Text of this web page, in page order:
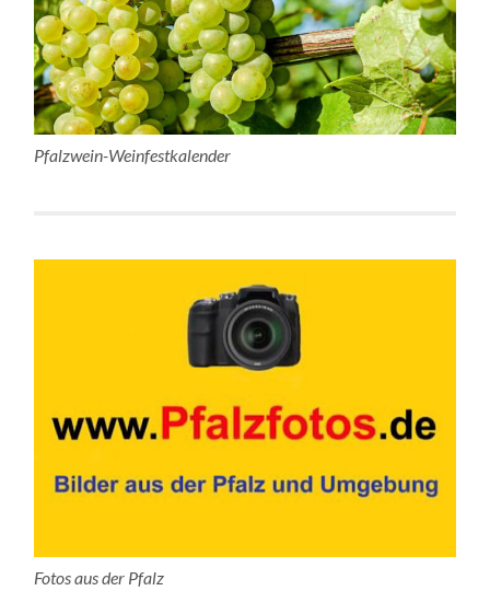
Pfalzwein-Weinfestkalender
Fotos aus der Pfalz